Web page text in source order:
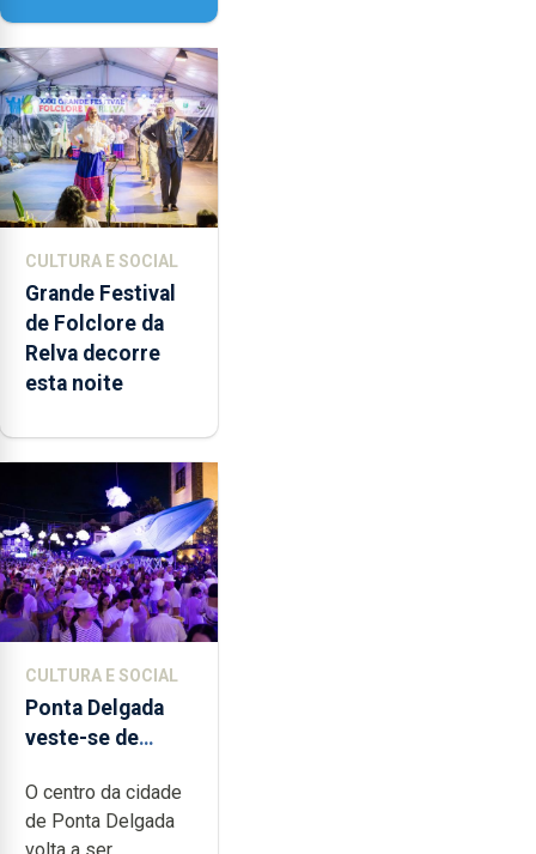
quão difícil é
produzir uma
música”
CULTURA E SOCIAL
Grande Festival
de Folclore da
Relva decorre
esta noite
CULTURA E SOCIAL
Ponta Delgada
veste-se de
O centro da cidade
de Ponta Delgada